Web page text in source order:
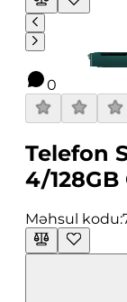
0
Telefon
4/128GB
Məhsul kodu: